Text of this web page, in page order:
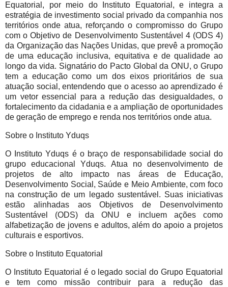
Equatorial, por meio do Instituto Equatorial, e integra a
estratégia de investimento social privado da companhia nos
territórios onde atua, reforçando o compromisso do Grupo
com o Objetivo de Desenvolvimento Sustentável 4 (ODS 4)
da Organização das Nações Unidas, que prevê a promoção
de uma educação inclusiva, equitativa e de qualidade ao
longo da vida. Signatário do Pacto Global da ONU, o Grupo
tem a educação como um dos eixos prioritários de sua
atuação social, entendendo que o acesso ao aprendizado é
um vetor essencial para a redução das desigualdades, o
fortalecimento da cidadania e a ampliação de oportunidades
de geração de emprego e renda nos territórios onde atua.
Sobre o Instituto Yduqs
O Instituto Yduqs é o braço de responsabilidade social do
grupo educacional Yduqs. Atua no desenvolvimento de
projetos de alto impacto nas áreas de Educação,
Desenvolvimento Social, Saúde e Meio Ambiente, com foco
na construção de um legado sustentável. Suas iniciativas
estão alinhadas aos Objetivos de Desenvolvimento
Sustentável (ODS) da ONU e incluem ações como
alfabetização de jovens e adultos, além do apoio a projetos
culturais e esportivos.
Sobre o Instituto Equatorial
O Instituto Equatorial é o legado social do Grupo Equatorial
e tem como missão contribuir para a redução das